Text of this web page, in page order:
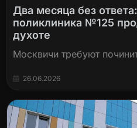
Два месяца без
поликлиника №125
духоте
Москвичи требуют
26.06.2026